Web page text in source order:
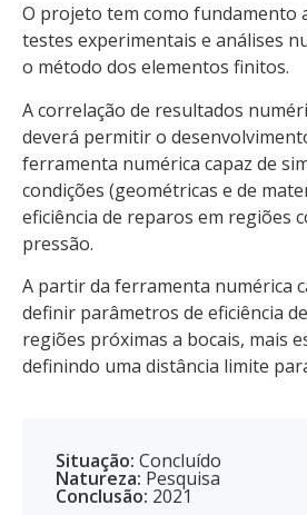
O projeto tem como fundamento
testes experimentais e análises
o método dos elementos finitos.
A correlação de resultados
deverá permitir o
ferramenta numérica capaz de
condições (geométricas e de
eficiência de reparos em regiões
pressão.
A partir da ferramenta numérica
definir parâmetros de eficiência
regiões próximas a bocais, mais
definindo uma distância limite
Situação: Concluído
Natureza: Pesquisa
Conclusão: 2021